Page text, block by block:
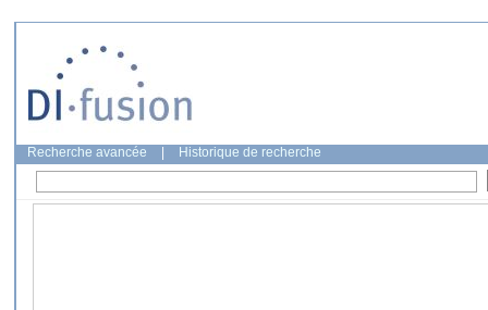
Recherche avancée Historique de recherche